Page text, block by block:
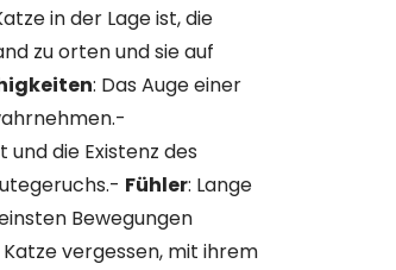
in der Lage ist, die
zu orten und sie auf
: Das Auge einer
die Existenz des
Fühler: Lange
Bewegungen
vergessen, mit ihrem